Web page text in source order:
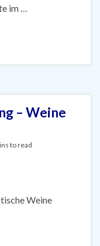
im …
– Weine
to read
Weine